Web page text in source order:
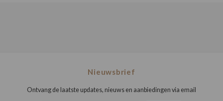
Nieuwsbrief
Ontvang de laatste updates, nieuws en aanbiedingen via email